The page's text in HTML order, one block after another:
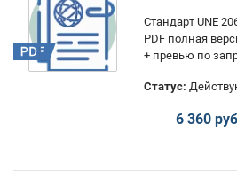
Стандарт UNE
PDF полная
+ превью по
Статус:
6 360